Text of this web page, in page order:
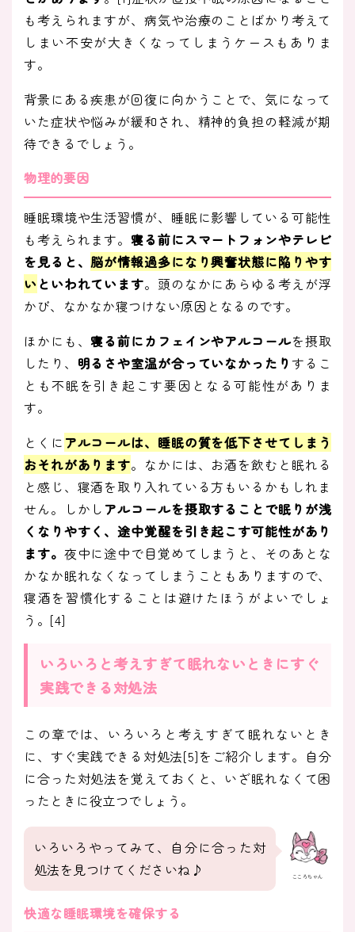
も考えられますが、病気や治療のことばかり考えて
しまい不安が大きくなってしまうケースもありま
す。
背景にある疾患が回復に向かうことで、気になって
いた症状や悩みが緩和され、精神的負担の軽減が期
待できるでしょう。
物理的要因
睡眠環境や生活習慣が、睡眠に影響している可能性
も考えられます。寝る前にスマートフォンやテレビ
を見ると、脳が情報過多になり興奮状態に陥りやす
いといわれています。頭のなかにあらゆる考えが浮
かび、なかなか寝つけない原因となるのです。
ほかにも、寝る前にカフェインやアルコールを摂取
したり、 明るさや室温が合っていなかったり するこ
とも不眠を引き起こす要因となる可能性がありま
す。
とくに アルコールは、睡眠の質を低下させてしまう
おそれがあります。なかには、お酒を飲むと眠れる
と感じ、寝酒を取り入れている方もいるかもしれま
せん。しかし アルコールを摂取することで眠りが浅
くなりやすく、途中覚醒を引き起こす可能性があり
ます。 夜中に途中で目覚めてしまうと、そのあとな
かなか眠れなくなってしまうこともありますので、
寝酒を習慣化することは避けたほうがよいでしょ
う。[4]
いろいろと考えすぎて眠れないときにすぐ
実践できる対処法
この章では、いろいろと考えすぎて眠れないとき
に、すぐ実践できる対処法[5]をご紹介します。自分
に合った対処法を覚えておくと、いざ眠れなくて困
ったときに役立つでしょう。
こころちゃん
いろいろやってみて、自分に合った対
処法を見つけてくださいね♪
快適な睡眠環境を確保する